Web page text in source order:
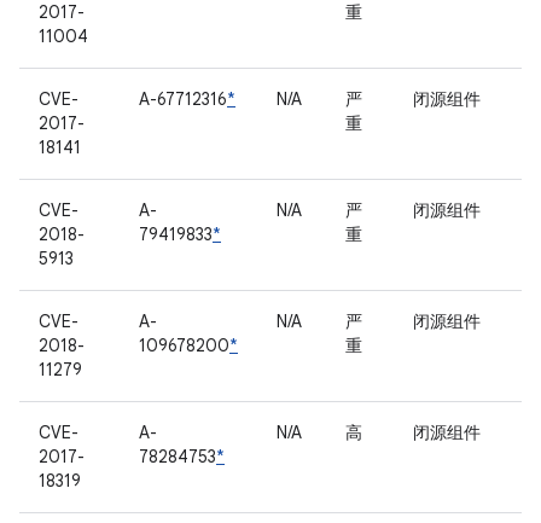
2017-
11004
重
CVE-
2017-
18141
A-67712316* N/A
严
重
闭源组件
CVE-
2018-
5913
A-
79419833*
N/A
严
重
闭源组件
CVE-
2018-
11279
A-
109678200*
N/A
严
重
闭源组件
CVE-
2017-
18319
A-
78284753*
N/A 高 闭源组件